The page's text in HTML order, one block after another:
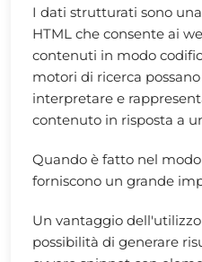
I dati strutturati sono
HTML che consente ai
contenuti in modo
motori di ricerca
interpretare e
contenuto in risposta a
Quando è fatto nel
forniscono un grande
Un vantaggio
possibilità di generare